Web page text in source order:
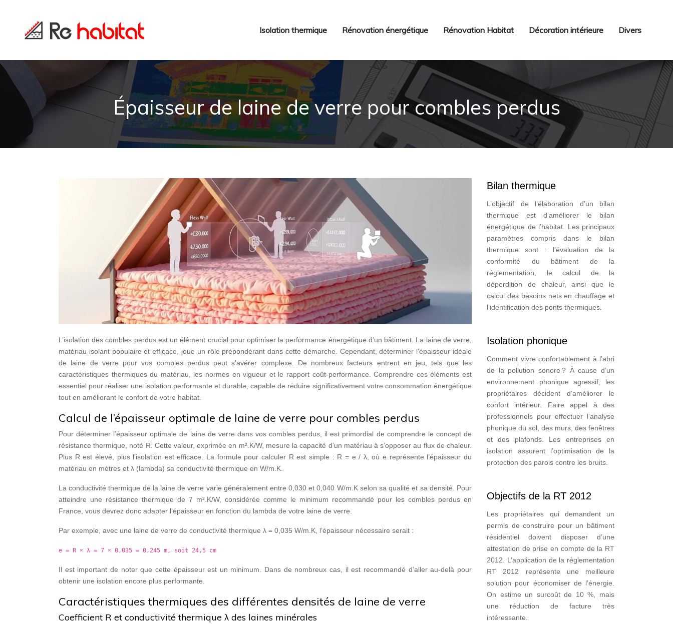
Isolation thermique Rénovation énergétique Rénovation Habitat Décoration intérieure Divers
Épaisseur de laine de verre pour combles perdus
L’isolation des combles perdus est un élément crucial pour optimiser la performance énergétique d’un bâtiment. La laine de verre,
matériau isolant populaire et efficace, joue un rôle prépondérant dans cette démarche. Cependant, déterminer l’épaisseur idéale
de laine de verre pour vos combles perdus peut s’avérer complexe. De nombreux facteurs entrent en jeu, tels que les
caractéristiques thermiques du matériau, les normes en vigueur et le rapport coût-performance. Comprendre ces éléments est
essentiel pour réaliser une isolation performante et durable, capable de réduire significativement votre consommation énergétique
tout en améliorant le confort de votre habitat.
Calcul de l’épaisseur optimale de laine de verre pour combles perdus
Pour déterminer l’épaisseur optimale de laine de verre dans vos combles perdus, il est primordial de comprendre le concept de
résistance thermique, noté R. Cette valeur, exprimée en m².K/W, mesure la capacité d’un matériau à s’opposer au flux de chaleur.
Plus R est élevé, plus l’isolation est efficace. La formule pour calculer R est simple : R = e / λ, où e représente l’épaisseur du
matériau en mètres et λ (lambda) sa conductivité thermique en W/m.K.
La conductivité thermique de la laine de verre varie généralement entre 0,030 et 0,040 W/m.K selon sa qualité et sa densité. Pour
atteindre une résistance thermique de 7 m².K/W, considérée comme le minimum recommandé pour les combles perdus en
France, vous devrez donc adapter l’épaisseur en fonction du lambda de votre laine de verre.
Par exemple, avec une laine de verre de conductivité thermique λ = 0,035 W/m.K, l’épaisseur nécessaire serait :
e = R × λ = 7 × 0,035 = 0,245 m, soit 24,5 cm
Il est important de noter que cette épaisseur est un minimum. Dans de nombreux cas, il est recommandé d’aller au-delà pour
obtenir une isolation encore plus performante.
Caractéristiques thermiques des différentes densités de laine de verre
Coefficient R et conductivité thermique λ des laines minérales
Bilan thermique
L’objectif de l’élaboration d’un bilan
thermique est d’améliorer le bilan
énergétique de l’habitat. Les principaux
paramètres compris dans le bilan
thermique sont : l’évaluation de la
conformité du bâtiment de la
réglementation, le calcul de la
déperdition de chaleur, ainsi que le
calcul des besoins nets en chauffage et
l’identification des ponts thermiques.
Isolation phonique
Comment vivre confortablement à l’abri
de la pollution sonore ? À cause d’un
environnement phonique agressif, les
propriétaires décident d’améliorer le
confort intérieur. Faire appel à des
professionnels pour effectuer l’analyse
phonique du sol, des murs, des fenêtres
et des plafonds. Les entreprises en
isolation assurent l’optimisation de la
protection des parois contre les bruits.
Objectifs de la RT 2012
Les propriétaires qui demandent un
permis de construire pour un bâtiment
résidentiel doivent disposer d’une
attestation de prise en compte de la RT
2012. L’application de la réglementation
RT 2012 représente une meilleure
solution pour économiser de l’énergie.
On estime un surcoût de 10 %, mais
une réduction de facture très
intéressante.